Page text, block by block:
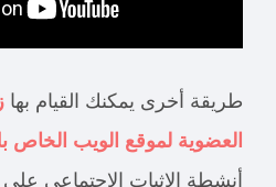
طريقة أخرى يمكنك القيام بها
العضوية لموقع الويب الخاص بك